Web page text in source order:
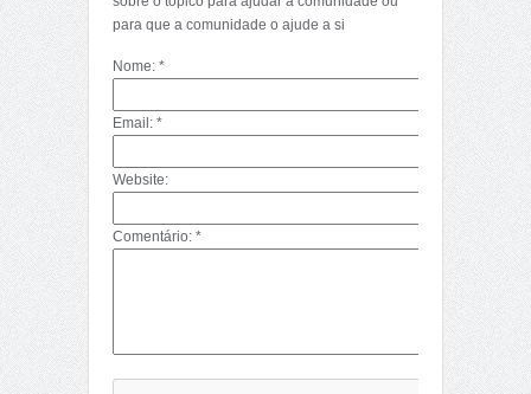
Parte)
para que a comunidade o ajude a si
Nome: *
Email: *
Website:
Comentário: *